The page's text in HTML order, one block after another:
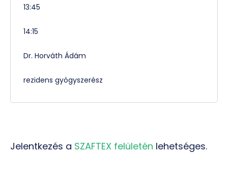
13:45
14:15
Dr. Horváth Ádám
rezidens gyógyszerész
Jelentkezés a SZAFTEX felületén lehetséges.